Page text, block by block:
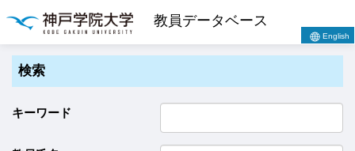
教員データベース
English
検索
キーワード